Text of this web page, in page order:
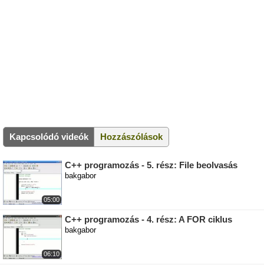
Kapcsolódó videók Hozzászólások
05:00
C++ programozás - 5. rész: File beolvasás
bakgabor
06:10
C++ programozás - 4. rész: A FOR ciklus
bakgabor